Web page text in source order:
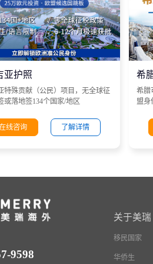
亚护照
特殊贡献（公民）项目，无全球征
或落地签134个国家/地区
线咨询 了解详情
希
希腊
盟身
9598
关于美瑞
移民国家
华侨生